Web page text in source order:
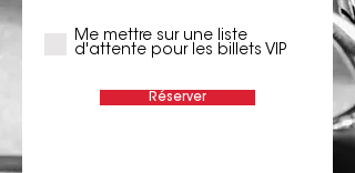
Me mettre sur une liste
d'attente pour les billets VIP
Réserver